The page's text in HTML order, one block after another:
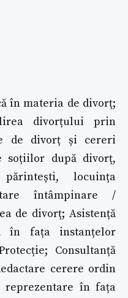
în materia de divorț;
divorțului prin
de divorț și cereri
soțiilor după divorț,
locuința
întâmpinare /
de divorț; Asistență
în fața instanțelor
Consultanță
cerere ordin
reprezentare în fața